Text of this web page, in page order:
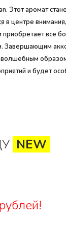
Этот аромат
центре
все
Завершающим
и будет
NEW